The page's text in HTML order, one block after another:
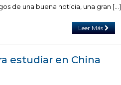
de una buena noticia, una gran […]
Leer Más
estudiar en China